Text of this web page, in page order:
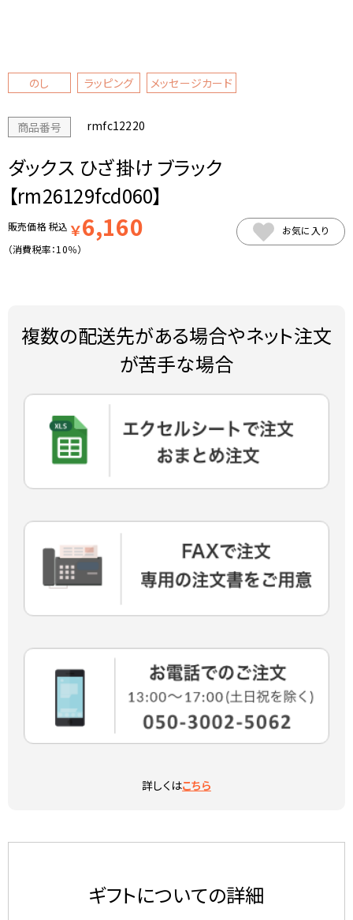
のし ラッピング メッセージカード
商品番号 rmfc12220
ダックス ひざ掛け ブラック
【rm26129fcd060】
販売価格税込 ￥6,160
（消費税率：10％）
お気に入り
複数の配送先がある場合やネット注文
が苦手な場合
詳しくはこちら
ギフトについての詳細